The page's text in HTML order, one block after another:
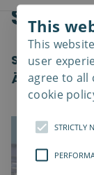
Software
This
This
user
agree to all
cookie
STRICTLY